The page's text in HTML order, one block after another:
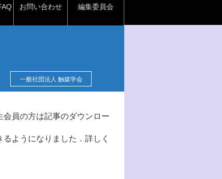
お問い合わせ 編集委員会
一般社団法人 触媒学会
員の方は記事のダウンロー
ようになりました．詳しく